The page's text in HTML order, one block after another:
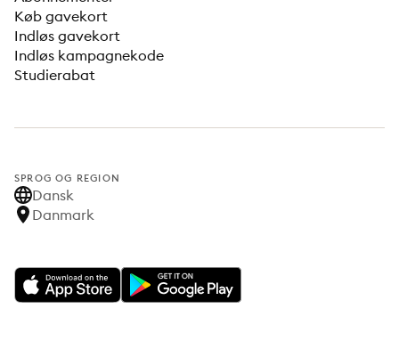
Køb gavekort
Indløs gavekort
Indløs kampagnekode
Studierabat
SPROG OG REGION
Dansk
Danmark